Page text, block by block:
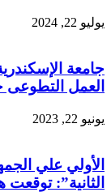
يوليو 22, 2024
جامعة
العمل التطوعى
يونيو 22, 2023
الأولي علي
الثانية”: توقعت